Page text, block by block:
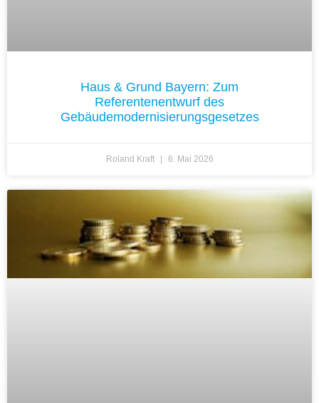
Haus & Grund Bayern: Zum
Referentenentwurf des
Gebäudemodernisierungsgesetzes
Roland Kraft 6. Mai 2026